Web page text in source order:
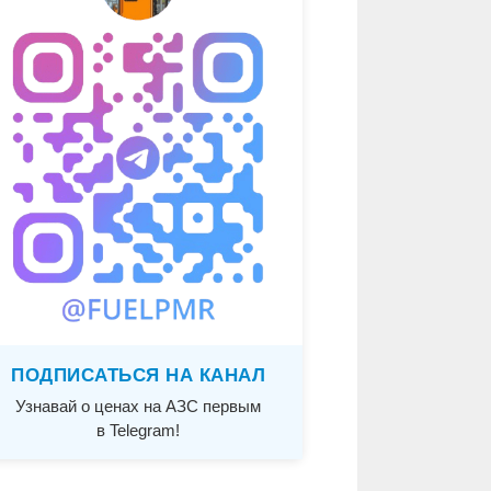
ПОДПИСАТЬСЯ НА КАНАЛ
Узнавай о ценах на АЗС первым
в Telegram!